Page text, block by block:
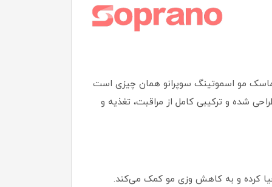
ماسک مو اسموتینگ سوپرانو همان چیزی است
شده و ترکیبی کامل از مراقبت، تغذیه و
کرده و به کاهش وزی مو کمک می‌کند.